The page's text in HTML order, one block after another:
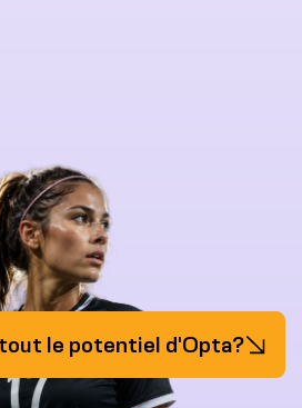
le potentiel d'Opta?